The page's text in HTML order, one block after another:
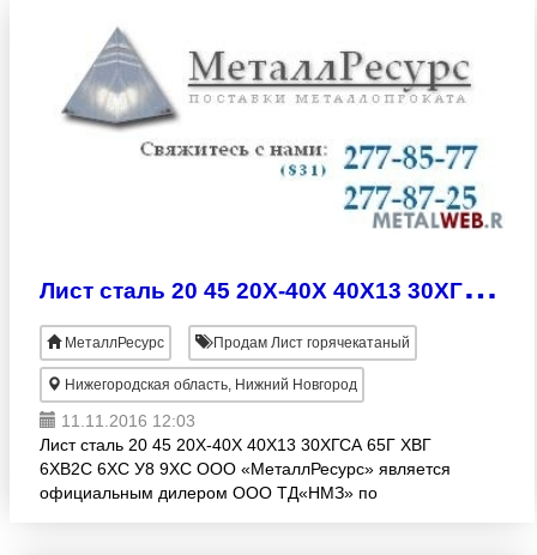
Л
ист сталь 20 45 20Х-40Х 40Х13 30ХГСА 65Г
МеталлРесурс Продам Лист горячекатаный
Нижегородская область, Нижний Новгород
11.11.2016 12:03
Лист сталь 20 45 20Х-40Х 40Х13 30ХГСА 65Г ХВГ
6ХВ2С 6ХС У8 9ХС ООО «МеталлРесурс» является
официальным дилером ООО ТД«НМЗ» по